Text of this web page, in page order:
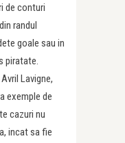
de conturi
randul
goale sau in
piratate.
Lavigne,
exemple de
cazuri nu
incat sa fie